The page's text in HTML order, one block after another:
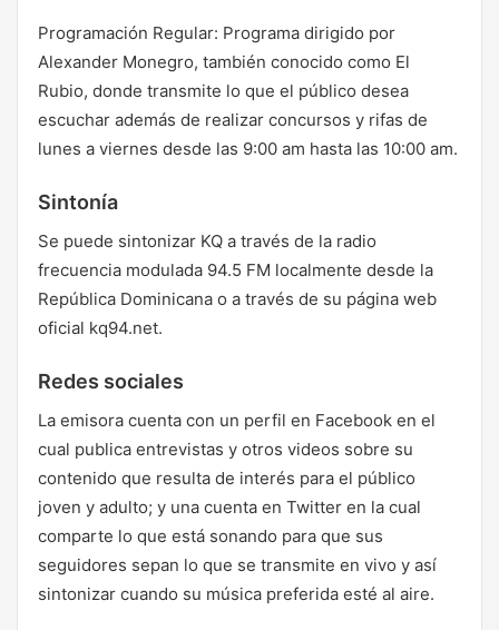
Programación Regular: Programa dirigido por
Alexander Monegro, también conocido como El
Rubio, donde transmite lo que el público desea
escuchar además de realizar concursos y rifas de
lunes a viernes desde las 9:00 am hasta las 10:00 am.
Sintonía
Se puede sintonizar KQ a través de la radio
frecuencia modulada 94.5 FM localmente desde la
República Dominicana o a través de su página web
oficial kq94.net.
Redes sociales
La emisora cuenta con un perfil en Facebook en el
cual publica entrevistas y otros videos sobre su
contenido que resulta de interés para el público
joven y adulto; y una cuenta en Twitter en la cual
comparte lo que está sonando para que sus
seguidores sepan lo que se transmite en vivo y así
sintonizar cuando su música preferida esté al aire.